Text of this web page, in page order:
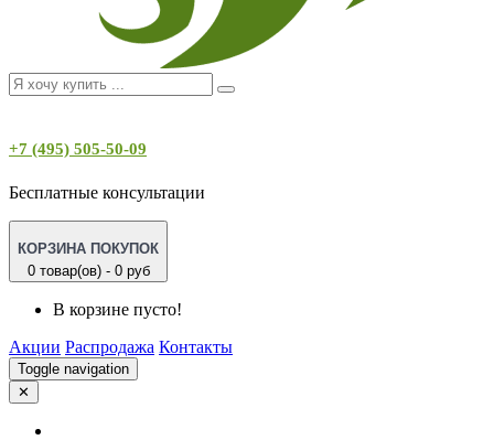
+7 (495) 505-50-09
Бесплатные консультации
КОРЗИНА ПОКУПОК
0 товар(ов) - 0 руб
В корзине пусто!
Акции Распродажа Контакты
Toggle navigation
✕